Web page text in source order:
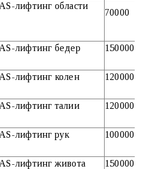
лифтинг области
70000
лифтинг бедер 150000
лифтинг колен 120000
лифтинг талии 120000
лифтинг рук 100000
лифтинг живота 150000